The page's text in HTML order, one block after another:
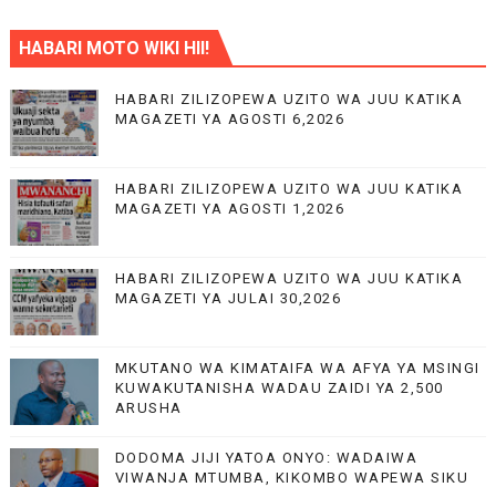
HABARI MOTO WIKI HII!
HABARI ZILIZOPEWA UZITO WA JUU KATIKA
MAGAZETI YA AGOSTI 6,2026
HABARI ZILIZOPEWA UZITO WA JUU KATIKA
MAGAZETI YA AGOSTI 1,2026
HABARI ZILIZOPEWA UZITO WA JUU KATIKA
MAGAZETI YA JULAI 30,2026
MKUTANO WA KIMATAIFA WA AFYA YA MSINGI
KUWAKUTANISHA WADAU ZAIDI YA 2,500
ARUSHA
DODOMA JIJI YATOA ONYO: WADAIWA
VIWANJA MTUMBA, KIKOMBO WAPEWA SIKU